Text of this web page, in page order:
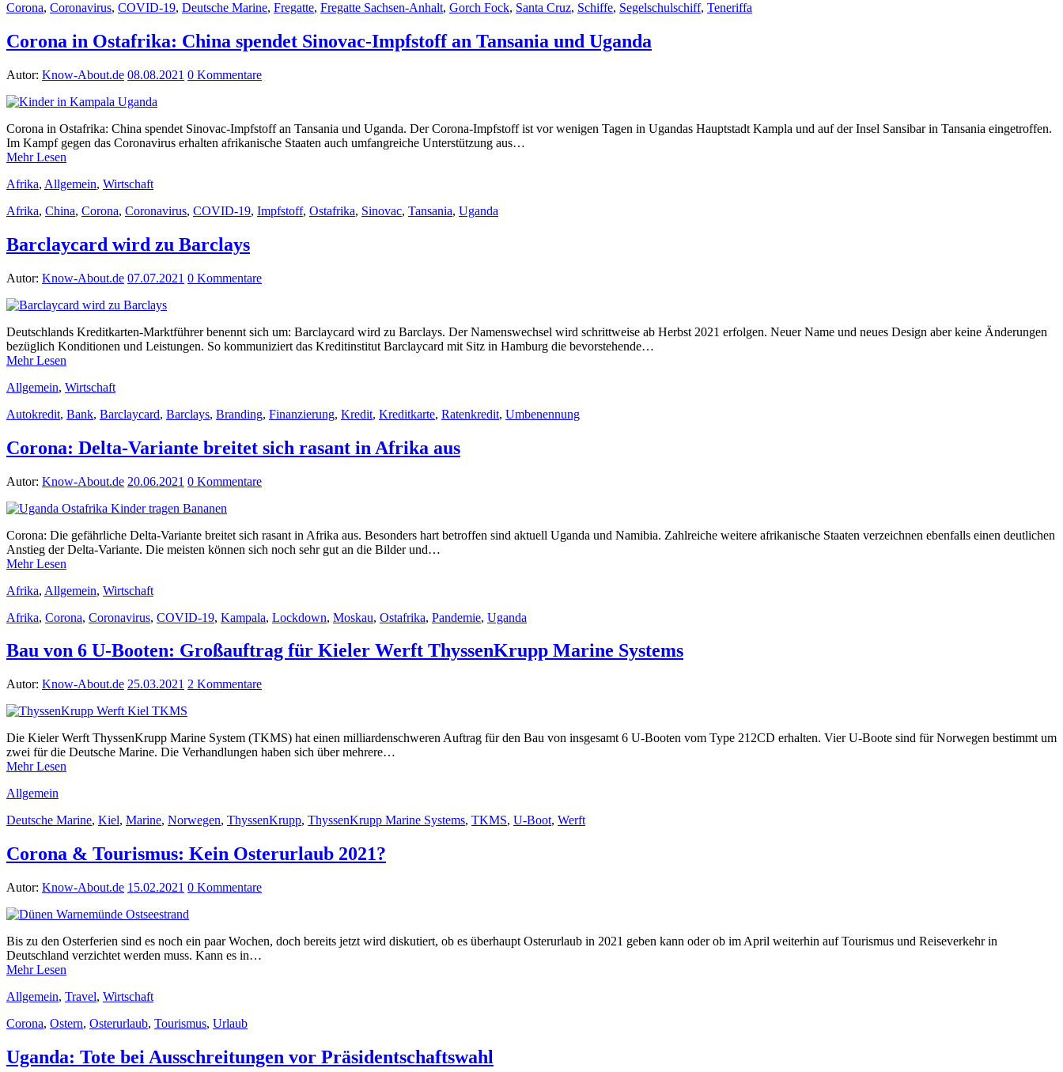
Corona, Coronavirus, COVID-19, Deutsche Marine, Fregatte, Fregatte Sachsen-Anhalt, Gorch Fock, Santa Cruz, Schiffe, Segelschulschiff, Teneriffa
Corona in Ostafrika: China spendet Sinovac-Impfstoff an Tansania und Uganda
Autor: Know-About.de 08.08.2021 0 Kommentare
Corona in Ostafrika: China spendet Sinovac-Impfstoff an Tansania und Uganda. Der Corona-Impfstoff ist vor wenigen Tagen in Ugandas Hauptstadt Kampla und auf der Insel Sansibar in Tansania eingetroffen.
Im Kampf gegen das Coronavirus erhalten afrikanische Staaten auch umfangreiche Unterstützung aus…
Mehr Lesen
Afrika, Allgemein, Wirtschaft
Afrika, China, Corona, Coronavirus, COVID-19, Impfstoff, Ostafrika, Sinovac, Tansania, Uganda
Barclaycard wird zu Barclays
Autor: Know-About.de 07.07.2021 0 Kommentare
Deutschlands Kreditkarten-Marktführer benennt sich um: Barclaycard wird zu Barclays. Der Namenswechsel wird schrittweise ab Herbst 2021 erfolgen. Neuer Name und neues Design aber keine Änderungen
bezüglich Konditionen und Leistungen. So kommuniziert das Kreditinstitut Barclaycard mit Sitz in Hamburg die bevorstehende…
Mehr Lesen
Allgemein, Wirtschaft
Autokredit, Bank, Barclaycard, Barclays, Branding, Finanzierung, Kredit, Kreditkarte, Ratenkredit, Umbenennung
Corona: Delta-Variante breitet sich rasant in Afrika aus
Autor: Know-About.de 20.06.2021 0 Kommentare
Corona: Die gefährliche Delta-Variante breitet sich rasant in Afrika aus. Besonders hart betroffen sind aktuell Uganda und Namibia. Zahlreiche weitere afrikanische Staaten verzeichnen ebenfalls einen deutlichen
Anstieg der Delta-Variante. Die meisten können sich noch sehr gut an die Bilder und…
Mehr Lesen
Afrika, Allgemein, Wirtschaft
Afrika, Corona, Coronavirus, COVID-19, Kampala, Lockdown, Moskau, Ostafrika, Pandemie, Uganda
Bau von 6 U-Booten: Großauftrag für Kieler Werft ThyssenKrupp Marine Systems
Autor: Know-About.de 25.03.2021 2 Kommentare
Die Kieler Werft ThyssenKrupp Marine System (TKMS) hat einen milliardenschweren Auftrag für den Bau von insgesamt 6 U-Booten vom Type 212CD erhalten. Vier U-Boote sind für Norwegen bestimmt um
zwei für die Deutsche Marine. Die Verhandlungen haben sich über mehrere…
Mehr Lesen
Allgemein
Deutsche Marine, Kiel, Marine, Norwegen, ThyssenKrupp, ThyssenKrupp Marine Systems, TKMS, U-Boot, Werft
Corona & Tourismus: Kein Osterurlaub 2021?
Autor: Know-About.de 15.02.2021 0 Kommentare
Bis zu den Osterferien sind es noch ein paar Wochen, doch bereits jetzt wird diskutiert, ob es überhaupt Osterurlaub in 2021 geben kann oder ob im April weiterhin auf Tourismus und Reiseverkehr in
Deutschland verzichtet werden muss. Kann es in…
Mehr Lesen
Allgemein, Travel, Wirtschaft
Corona, Ostern, Osterurlaub, Tourismus, Urlaub
Uganda: Tote bei Ausschreitungen vor Präsidentschaftswahl